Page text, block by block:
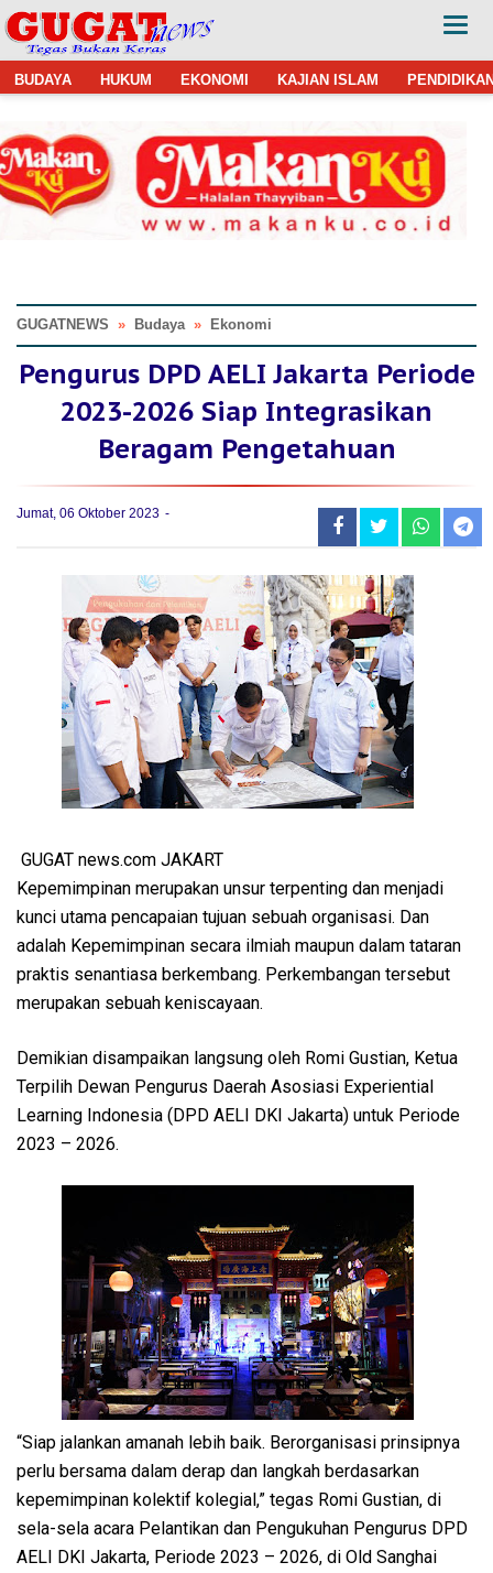
BUDAYA HUKUM EKONOMI KAJIAN ISLAM
GUGATNEWS » Budaya » Ekonomi
Pengurus DPD AELI Jakarta Periode
2023-2026 Siap Integrasikan
Beragam Pengetahuan
Jumat, 06 Oktober 2023
GUGAT news.com JAKART
Kepemimpinan merupakan unsur terpenting dan menjadi
kunci utama pencapaian tujuan sebuah organisasi. Dan
adalah Kepemimpinan secara ilmiah maupun dalam tataran
praktis senantiasa berkembang. Perkembangan tersebut
merupakan sebuah keniscayaan.
Demikian disampaikan langsung oleh Romi Gustian, Ketua
Terpilih Dewan Pengurus Daerah Asosiasi Experiential
Learning Indonesia (DPD AELI DKI Jakarta) untuk Periode
2023 – 2026.
“Siap jalankan amanah lebih baik. Berorganisasi prinsipnya
perlu bersama dalam derap dan langkah berdasarkan
kepemimpinan kolektif kolegial,” tegas Romi Gustian, di
sela-sela acara Pelantikan dan Pengukuhan Pengurus DPD
AELI DKI Jakarta, Periode 2023 – 2026, di Old Sanghai